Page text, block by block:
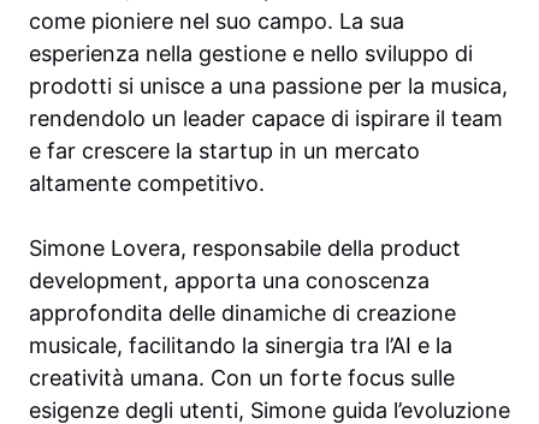
come pioniere nel suo campo. La sua
esperienza nella gestione e nello sviluppo di
prodotti si unisce a una passione per la musica,
rendendolo un leader capace di ispirare il team
e far crescere la startup in un mercato
altamente competitivo.
Simone Lovera, responsabile della product
development, apporta una conoscenza
approfondita delle dinamiche di creazione
musicale, facilitando la sinergia tra l’AI e la
creatività umana. Con un forte focus sulle
esigenze degli utenti, Simone guida l’evoluzione